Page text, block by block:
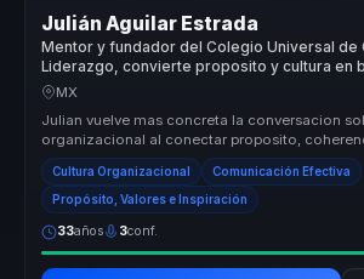
Julián Aguilar Estrada
Mentor y fundador del Colegio Universal de
Liderazgo, convierte proposito y cultura en
organizaciones.
MX
Julian vuelve mas concreta la conversacion
organizacional al conectar proposito,
con decisiones p...
Cultura Organizacional Comunicación Efectiva
Propósito, Valores e Inspiración
33años 3conf.